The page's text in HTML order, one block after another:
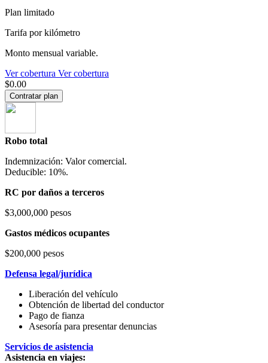
Plan limitado
Tarifa por kilómetro
Monto mensual variable.
Ver cobertura Ver cobertura
$0.00
Contratar plan
Robo total
Indemnización: Valor comercial.
Deducible: 10%.
RC por daños a terceros
$3,000,000 pesos
Gastos médicos ocupantes
$200,000 pesos
Defensa legal/jurídica
Liberación del vehículo
Obtención de libertad del conductor
Pago de fianza
Asesoría para presentar denuncias
Servicios de asistencia
Asistencia en viajes: